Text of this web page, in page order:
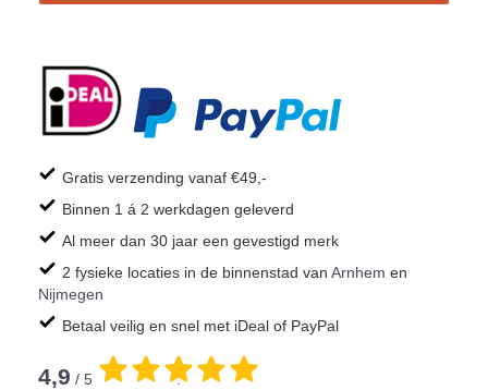
Gratis verzending vanaf €49,-
Binnen 1 á 2 werkdagen geleverd
Al meer dan 30 jaar een gevestigd merk
2 fysieke locaties in de binnenstad van Arnhem en
Nijmegen
Betaal veilig en snel met iDeal of PayPal
4,9 / 5 .